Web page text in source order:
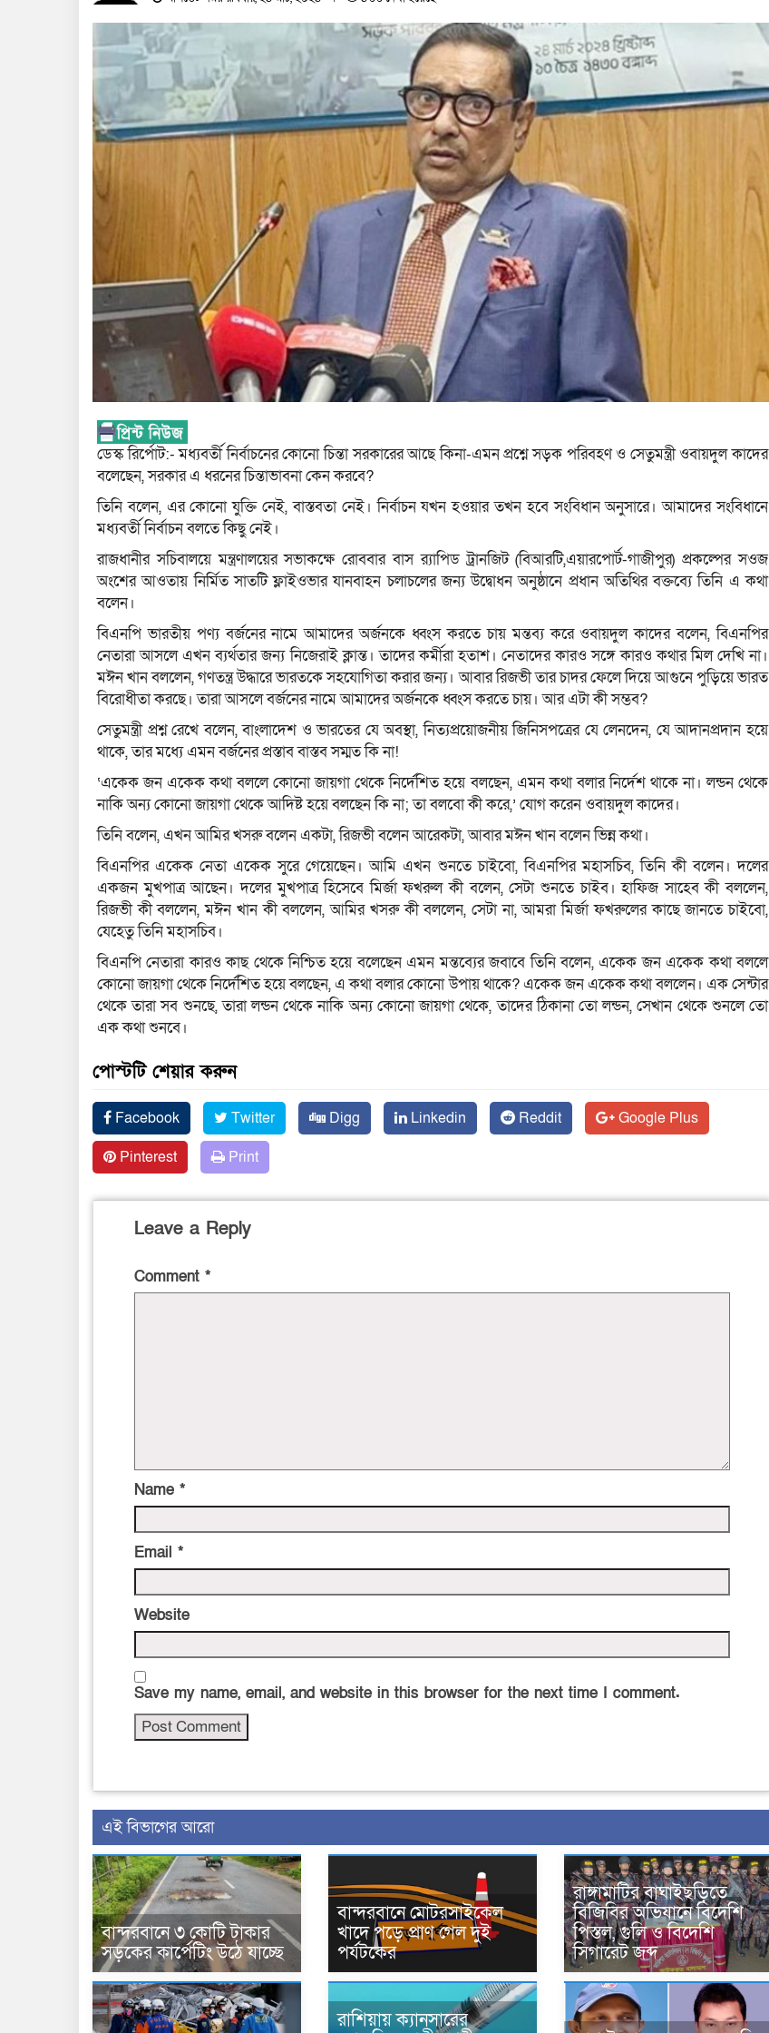
ডেস্ক রির্পোট:- মধ্যবর্তী নির্বাচনের কোনো চিন্তা সরকারের আছে কিনা-এমন প্রশ্নে সড়ক পরিবহণ ও সেতুমন্ত্রী ওবায়দুল কাদের
বলেছেন, সরকার এ ধরনের চিন্তাভাবনা কেন করবে?
তিনি বলেন, এর কোনো যুক্তি নেই, বাস্তবতা নেই। নির্বাচন যখন হওয়ার তখন হবে সংবিধান অনুসারে। আমাদের সংবিধানে
মধ্যবর্তী নির্বাচন বলতে কিছু নেই।
রাজধানীর সচিবালয়ে মন্ত্রণালয়ের সভাকক্ষে রোববার বাস র‌্যাপিড ট্রানজিট (বিআরটি,এয়ারপোর্ট-গাজীপুর) প্রকল্পের সওজ
অংশের আওতায় নির্মিত সাতটি ফ্লাইওভার যানবাহন চলাচলের জন্য উদ্বোধন অনুষ্ঠানে প্রধান অতিথির বক্তব্যে তিনি এ কথা
বলেন।
বিএনপি ভারতীয় পণ্য বর্জনের নামে আমাদের অর্জনকে ধ্বংস করতে চায় মন্তব্য করে ওবায়দুল কাদের বলেন, বিএনপির
নেতারা আসলে এখন ব্যর্থতার জন্য নিজেরাই ক্লান্ত। তাদের কর্মীরা হতাশ। নেতাদের কারও সঙ্গে কারও কথার মিল দেখি না।
মঈন খান বললেন, গণতন্ত্র উদ্ধারে ভারতকে সহযোগিতা করার জন্য। আবার রিজভী তার চাদর ফেলে দিয়ে আগুনে পুড়িয়ে ভারত
বিরোধীতা করছে। তারা আসলে বর্জনের নামে আমাদের অর্জনকে ধ্বংস করতে চায়। আর এটা কী সম্ভব?
সেতুমন্ত্রী প্রশ্ন রেখে বলেন, বাংলাদেশ ও ভারতের যে অবস্থা, নিত্যপ্রয়োজনীয় জিনিসপত্রের যে লেনদেন, যে আদানপ্রদান হয়ে
থাকে, তার মধ্যে এমন বর্জনের প্রস্তাব বাস্তব সম্মত কি না!
‘একেক জন একেক কথা বললে কোনো জায়গা থেকে নির্দেশিত হয়ে বলছেন, এমন কথা বলার নির্দেশ থাকে না। লন্ডন থেকে
নাকি অন্য কোনো জায়গা থেকে আদিষ্ট হয়ে বলছেন কি না; তা বলবো কী করে,’ যোগ করেন ওবায়দুল কাদের।
তিনি বলেন, এখন আমির খসরু বলেন একটা, রিজভী বলেন আরেকটা, আবার মঈন খান বলেন ভিন্ন কথা।
বিএনপির একেক নেতা একেক সুরে গেয়েছেন। আমি এখন শুনতে চাইবো, বিএনপির মহাসচিব, তিনি কী বলেন। দলের
একজন মুখপাত্র আছেন। দলের মুখপাত্র হিসেবে মির্জা ফখরুল কী বলেন, সেটা শুনতে চাইব। হাফিজ সাহেব কী বললেন,
রিজভী কী বললেন, মঈন খান কী বললেন, আমির খসরু কী বললেন, সেটা না, আমরা মির্জা ফখরুলের কাছে জানতে চাইবো,
যেহেতু তিনি মহাসচিব।
বিএনপি নেতারা কারও কাছ থেকে নিশ্চিত হয়ে বলেছেন এমন মন্তব্যের জবাবে তিনি বলেন, একেক জন একেক কথা বললে
কোনো জায়গা থেকে নির্দেশিত হয়ে বলছেন, এ কথা বলার কোনো উপায় থাকে? একেক জন একেক কথা বললেন। এক সেন্টার
থেকে তারা সব শুনছে, তারা লন্ডন থেকে নাকি অন্য কোনো জায়গা থেকে, তাদের ঠিকানা তো লন্ডন, সেখান থেকে শুনলে তো
এক কথা শুনবে।
পোস্টটি শেয়ার করুন
Facebook Twitter Digg Linkedin Reddit
Google Plus
Pinterest
Print
Leave a Reply
Comment *
Name *
Email *
Website
Save my name, email, and website in this browser for the next time I comment.
এই বিভাগের আরো
বান্দরবানে ৩ কোটি টাকার
সড়কের কার্পেটিং উঠে যাচ্ছে
বান্দরবানে মোটরসাইকেল
খাদে পড়ে প্রাণ গেল দুই
পর্যটকের
রাঙ্গামাটির বাঘাইছড়িতে
বিজিবির অভিযানে বিদেশি
পিস্তল, গুলি ও বিদেশি
সিগারেট জব্দ
রাশিয়ায় ক্যানসারের